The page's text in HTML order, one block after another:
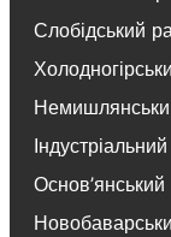
Слобідський